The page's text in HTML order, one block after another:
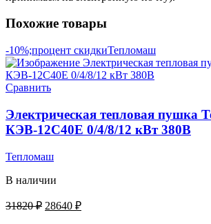
Похожие товары
-10%;процент скидкиТепломаш
Сравнить
Электрическая тепловая пушка
КЭВ-12С40Е 0/4/8/12 кВт 380В
Тепломаш
В наличии
31820₽ 28640 ₽